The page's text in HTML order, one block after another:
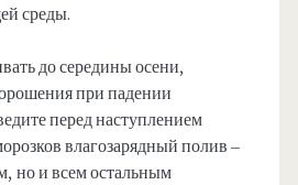
среды.
до середины осени,
при падении
перед наступлением
влагозарядный полив –
но и всем остальным